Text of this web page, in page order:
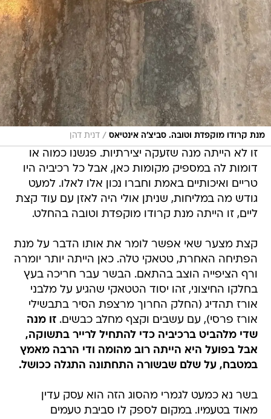
מנת קרודו מוקפדת וטובה. סביצ'ה אינטיאס / דנית דהן
זו לא הייתה מנה שזעקה יצירתיות. פגשנו כמוה או
דומות לה במספיק מקומות כאן, אבל כל רכיביה היו
טריים ואיכותיים באמת וחברו נכון אלו לאלו. למעט
גודש מה במליחות, שניתן אולי היה לאזן עם עוד קצת
ליים, זו הייתה מנת קרודו מוקפדת וטובה בהחלט.
קצת מצער שאי אפשר לומר את אותו הדבר על מנת
הפתיחה האחרת, טטאקי טלה. כאן הייתה יותר יומרה
ורף הציפייה הוצב בהתאם. הבשר עבר חריכה בעץ
בחלקו החיצוני, זהו יסוד הטטאקי שהגיע על מלבני
אורז תהדיג (החלק החרוך מרצפת הסיר בתבשילי
אורז פרסי), עם עשבים וקצף מחלב כבשים.זו מנה
שדי מלהביט ברכיביה כדי להתחיל לרייר בתשוקה,
אבל בפועל היא הייתה רוב מהומה ודי הרבה מאמץ
במטבח, על שלם שבשורה התחתונה התגלה ככושל.
בשר נא כמעט לגמרי מהסוג הזה הוא עסק עדין
מאוד בטעמיו. במקום לספק לו סביבת טעמים